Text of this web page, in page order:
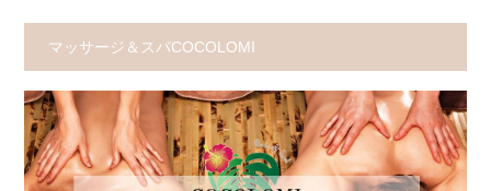
マッサージ＆スパCOCOLOMI